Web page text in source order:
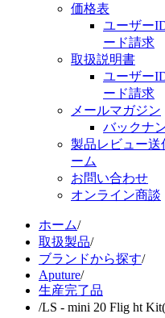
価格表
ユーザー
ード請求
取扱説明書
ユーザー
ード請求
メールマガジン
バックナ
製品レビュー送
ーム
お問い合わせ
オンライン商談
ホーム/
取扱製品/
ブランドから探す/
Aputure/
生産完了品
/LS - mini 20 Flig ht